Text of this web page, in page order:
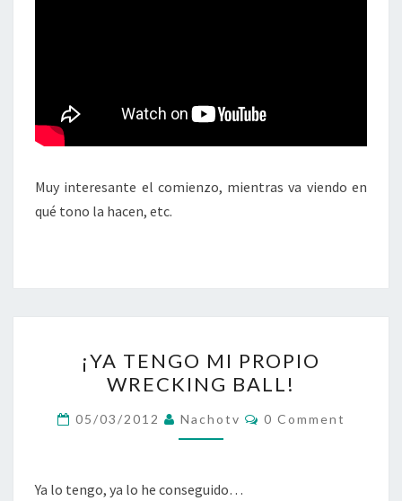
Muy interesante el comienzo, mientras va viendo en
qué tono la hacen, etc.
TENGO
MI
PROPIO
WRECKING
¡YA TENGO MI PROPIO
WRECKING BALL!
05/03/2012 Nachotv Comments
0 Comment
Ya lo tengo, ya lo he conseguido…